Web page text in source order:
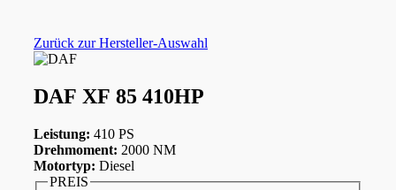
Zurück zur Hersteller-Auswahl
DAF XF 85 410HP
Leistung: 410 PS
Drehmoment: 2000 NM
Motortyp: Diesel
PREIS